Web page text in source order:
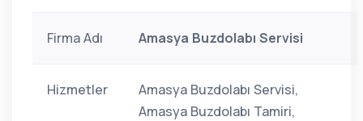
Firma Adı Amasya Buzdolabı Servisi
Hizmetler
Amasya Buzdolabı Servisi,
Amasya Buzdolabı Tamiri,